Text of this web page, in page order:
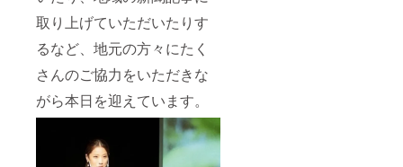
取り上げていただいたりす
るなど、地元の方々にたく
さんのご協力をいただきな
がら本日を迎えています。